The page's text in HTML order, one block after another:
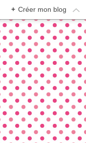
+ Créer mon blog